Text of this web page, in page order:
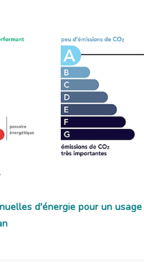
d'énergie pour un